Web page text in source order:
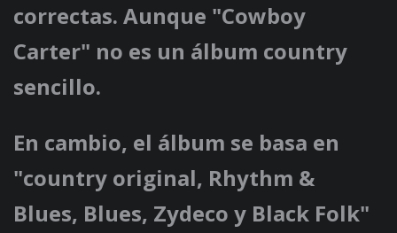
correctas. Aunque "Cowboy
Carter" no es un álbum country
sencillo.
En cambio, el álbum se basa en
"country original, Rhythm &
Blues, Blues, Zydeco y Black Folk"